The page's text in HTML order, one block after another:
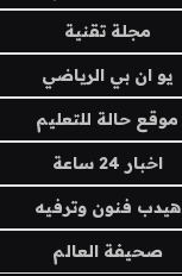
مجلة تقنية
يو ان بي الرياضي
موقع حالة للتعليم
اخبار 24 ساعة
هيدب فنون وترفيه
صحيفة العالم